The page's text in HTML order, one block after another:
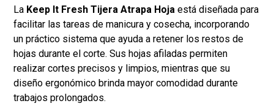
La Keep It Fresh Tijera Atrapa Hoja está diseñada para
facilitar las tareas de manicura y cosecha, incorporando
un práctico sistema que ayuda a retener los restos de
hojas durante el corte. Sus hojas afiladas permiten
realizar cortes precisos y limpios, mientras que su
diseño ergonómico brinda mayor comodidad durante
trabajos prolongados.